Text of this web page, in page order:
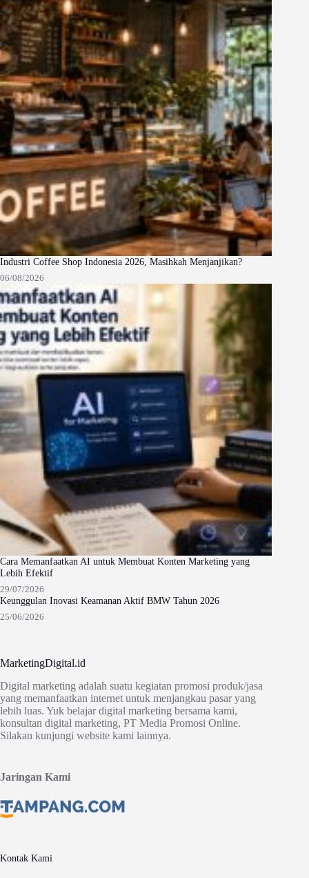
Industri Coffee Shop Indonesia 2026, Masihkah Menjanjikan?
06/08/2026
Cara Memanfaatkan AI untuk Membuat Konten Marketing yang
Lebih Efektif
29/07/2026
Keunggulan Inovasi Keamanan Aktif BMW Tahun 2026
25/06/2026
MarketingDigital.id
Digital marketing adalah suatu kegiatan promosi produk/jasa
yang memanfaatkan internet untuk menjangkau pasar yang
lebih luas. Yuk belajar digital marketing bersama kami,
konsultan digital marketing, PT Media Promosi Online.
Silakan kunjungi website kami lainnya.
Jaringan Kami
Kontak Kami